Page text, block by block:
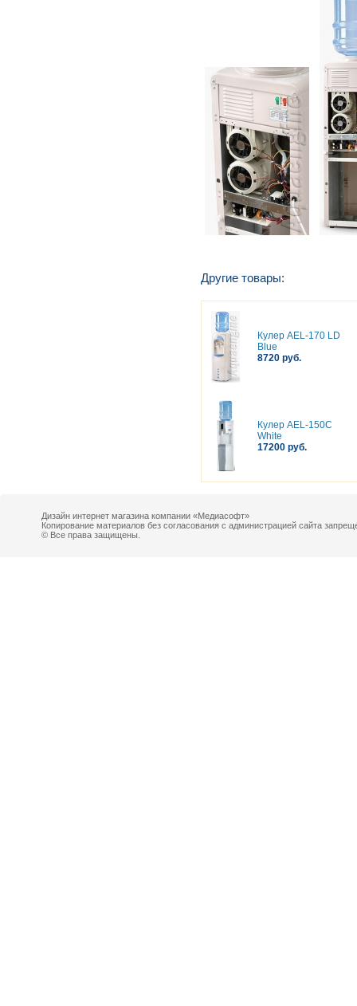
Другие товары:
Кулер AEL-170 LD
Blue
8720 руб.
Кулер AEL-150C
White
17200 руб.
Дизайн интернет магазина компании «Медиасофт»
Копирование материалов без согласования с администрацией сайта
© Все права защищены.